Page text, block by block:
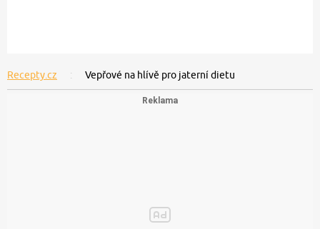
Recepty.cz Vepřové na hlívě pro jaterní dietu